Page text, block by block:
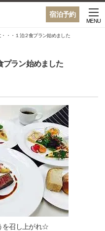
宿泊予約
MENU
・・１泊２食プラン始めました
プラン始めました
を召し上がれ☆